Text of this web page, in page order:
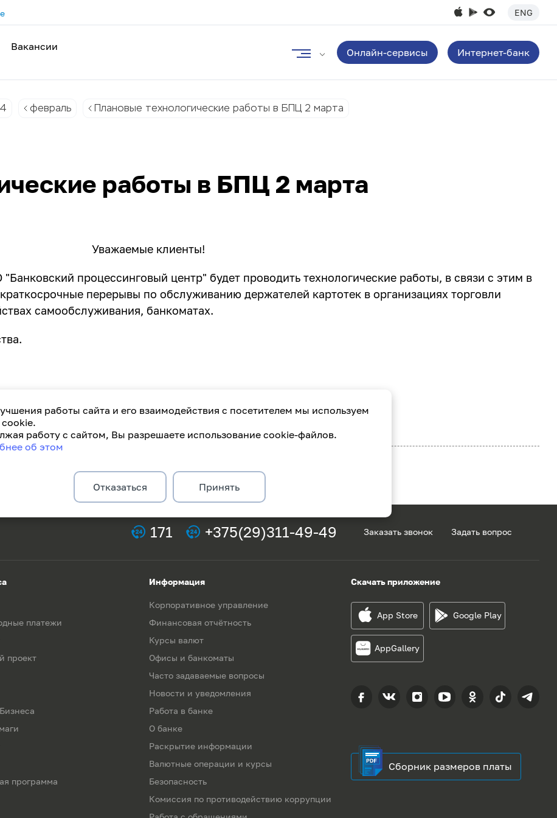
ENG
Вакансии Онлайн-сервисы Интернет-банк
февраль Плановые технологические работы в БПЦ 2 марта
работы в БПЦ 2 марта
Уважаемые клиенты!
процессинговый центр" будет проводить технологические работы, в связи с этим в
перерывы по обслуживанию держателей картотек в организациях торговли
самообслуживания, банкоматах.
171 +375(29)311-49-49 Заказать звонок Задать вопрос
платежи
проект
программа
Информация
Корпоративное управление
Финансовая отчётность
Курсы валют
Офисы и банкоматы
Часто задаваемые вопросы
Новости и уведомления
Работа в банке
О банке
Раскрытие информации
Валютные операции и курсы
Безопасность
Комиссия по противодействию коррупции
Скачать приложение
App Store Google Play
AppGallery
Сборник размеров платы
работы сайта и его взаимодействия с посетителем мы используем
работу с сайтом, Вы разрешаете использование cookie-файлов.
об этом
Отказаться Принять